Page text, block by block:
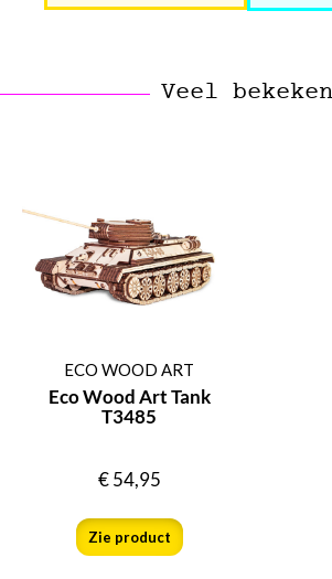
Veel bekeken
ECO WOOD ART
Eco Wood Art Tank
T3485
€54,95
Zie product